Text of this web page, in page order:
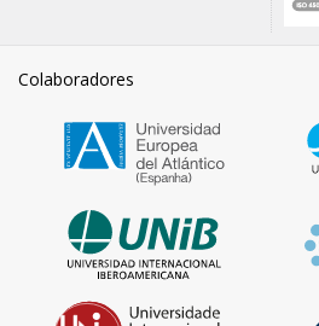
Colaboradores